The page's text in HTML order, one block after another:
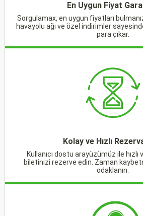
En Uygun Fiyat
Sorgulamax, en uygun fiyatları
havayolu ağı ve özel indirimler
para çıkar.
Kolay ve Hızlı
Kullanıcı dostu arayüzümüz ile hızlı
biletinizi rezerve edin. Zaman
odaklanın.